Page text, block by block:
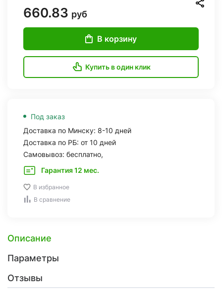
660.83 руб
В корзину
Купить в один клик
Под заказ
Доставка по Минску: 8-10 дней
Доставка по РБ: от 10 дней
Самовывоз: бесплатно,
Гарантия 12 мес.
В избранное
В сравнение
Описание
Параметры
Отзывы